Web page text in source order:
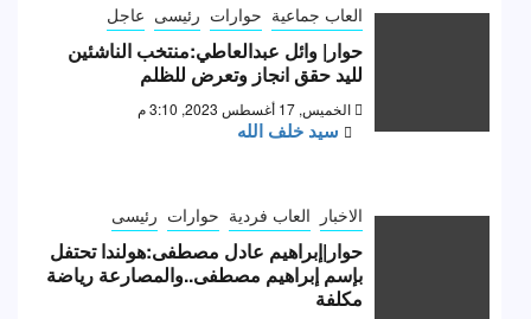
العاب جماعية حوارات رئيسى عاجل
حوار| وائل عبدالعاطي:منتخب الناشئين
لليد حقق انجاز وتعرض للظلم
الخميس, 17 أغسطس 2023, 3:10 م
سيد خلف الله
الاخبار العاب فردية حوارات رئيسى
حوار|إبراهيم عادل مصطفى:هولندا تحتفل
بإسم إبراهيم مصطفى..والمصارعة رياضة
مكلفة